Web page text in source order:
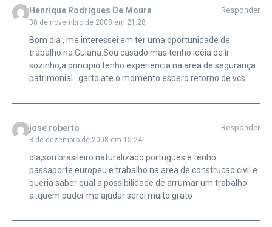
Henrique Rodrigues De Moura
30 de novembro de 2008 em 21:28
Responder
Bom dia , me interessei em ter uma oportunidade de
trabalho na Guiana.Sou casado mas tenho idéia de ir
sozinho,a principio tenho experiencia na area de segurança
patrimonial…garto ate o momento espero retorno de vcs
jose roberto
8 de dezembro de 2008 em 15:24
Responder
ola,sou brasileiro naturalizado portugues e tenho
passaporte europeu e trabalho na area de construcao civil e
queria saber qual a possibilidade de arrumar um trabalho
ai.quem puder me ajudar serei muito grato